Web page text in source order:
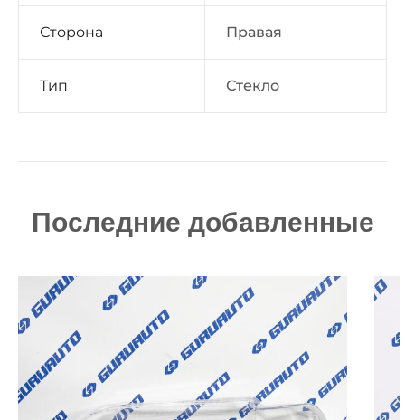
Сторона Правая
Тип Стекло
Последние добавленные